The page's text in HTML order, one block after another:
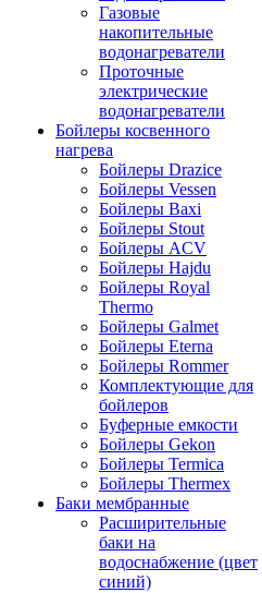
Газовые
накопительные
водонагреватели
Проточные
электрические
водонагреватели
Бойлеры косвенного
нагрева
Бойлеры Drazice
Бойлеры Vessen
Бойлеры Baxi
Бойлеры Stout
Бойлеры ACV
Бойлеры Hajdu
Бойлеры Royal
Thermo
Бойлеры Galmet
Бойлеры Eterna
Бойлеры Rommer
Комплектующие для
бойлеров
Буферные емкости
Бойлеры Gekon
Бойлеры Termica
Бойлеры Thermex
Баки мембранные
Расширительные
баки на
водоснабжение (цвет
синий)